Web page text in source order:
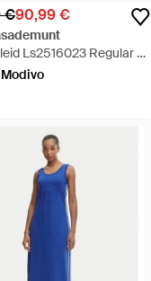
€90,99 €
Ls2516023 Regular Fit
Modivo